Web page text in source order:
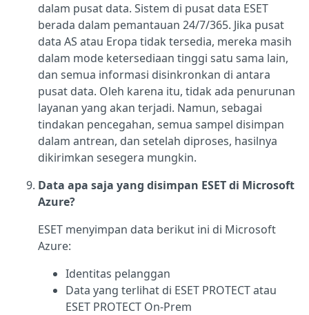
dalam pusat data. Sistem di pusat data ESET
berada dalam pemantauan 24/7/365. Jika pusat
data AS atau Eropa tidak tersedia, mereka masih
dalam mode ketersediaan tinggi satu sama lain,
dan semua informasi disinkronkan di antara
pusat data. Oleh karena itu, tidak ada penurunan
layanan yang akan terjadi. Namun, sebagai
tindakan pencegahan, semua sampel disimpan
dalam antrean, dan setelah diproses, hasilnya
dikirimkan sesegera mungkin.
Data apa saja yang disimpan ESET di Microsoft
Azure?
ESET menyimpan data berikut ini di Microsoft
Azure:
Identitas pelanggan
Data yang terlihat di ESET PROTECT atau
ESET PROTECT On-Prem